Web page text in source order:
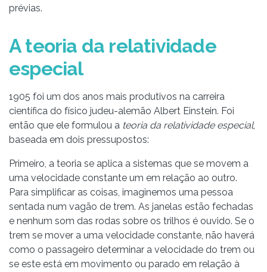
prévias.
A teoria da relatividade
especial
1905 foi um dos anos mais produtivos na carreira
científica do físico judeu-alemão Albert Einstein. Foi
então que ele formulou a teoria da relatividade especial,
baseada em dois pressupostos:
Primeiro, a teoria se aplica a sistemas que se movem a
uma velocidade constante um em relação ao outro.
Para simplificar as coisas, imaginemos uma pessoa
sentada num vagão de trem. As janelas estão fechadas
e nenhum som das rodas sobre os trilhos é ouvido. Se o
trem se mover a uma velocidade constante, não haverá
como o passageiro determinar a velocidade do trem ou
se este está em movimento ou parado em relação à